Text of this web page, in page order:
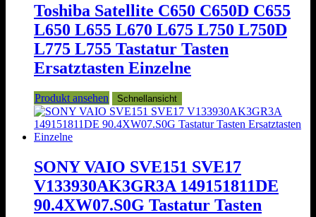
Toshiba Satellite C650 C650D C655
L650 L655 L670 L675 L750 L750D
L775 L755 Tastatur Tasten
Ersatztasten Einzelne
Produkt ansehen Schnellansicht
SONY VAIO SVE151 SVE17
V133930AK3GR3A 149151811DE
90.4XW07.S0G Tastatur Tasten